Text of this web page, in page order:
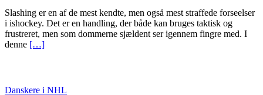
Slashing er en af de mest kendte, men også mest straffede forseelser
i ishockey. Det er en handling, der både kan bruges taktisk og
frustreret, men som dommerne sjældent ser igennem fingre med. I
denne […]
Danskere i NHL